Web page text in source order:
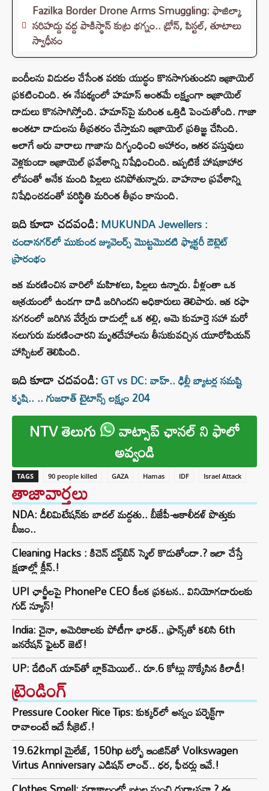
Fazilka Border Drone Arms Smuggling: ఫాజిల్కా
సరిహద్దు వద్ద పాకిస్థాన్ కుట్ర భగ్నం.. డ్రోన్, పిస్టల్, తూటాలు
స్వాధీనం
బందీలను విడుదల చేసేంత వరకు యుద్ధం కొనసాగుతుందని ఇజ్రాయెల్
ప్రకటించింది. ఈ నేపథ్యంలో హమాస్ అంతమే లక్ష్యంగా ఇజ్రాయెల్
దాడులు కొనసాగిస్తోంది. హమాస్‌పై మరింత ఒత్తిడి పెంచుతోంది. గాజా
అంతటా దాడులను తీవ్రతరం చేస్తామని ఇజ్రాయెల్ ప్రతిజ్ఞ చేసింది.
అలాగే ఆరు వారాలు గాజాను దిగ్బంధించి ఆహారం, ఇతర వస్తువులు
వెళ్లకుండా ఇజ్రాయెల్ ప్రవేశాన్ని నిషేధించింది. ఇప్పటికే హాషకాహార
లోపంతో అనేక మంది పిల్లలు చనిపోతున్నారు. వాహనాల ప్రవేశాన్ని
నిషేధించడంతో పరిస్థితి మరింత తీవ్రం కానుంది.
ఇది కూడా చదవండి:MUKUNDA Jewellers :
చందానగర్‌లో ముకుంద జ్యువెలర్స్ మొట్టమొదటి ఫ్యాక్టరీ ఔట్లెట్
ప్రారంభం
ఇక మరణించిన వారిలో మహిళలు, పిల్లలు ఉన్నారు. వీళ్లంతా ఒక
ఆశ్రయంలో ఉండగా దాడి జరిగిందని అధికారులు తెలిపారు. ఇక రఫా
నగరంలో జరిగిన వేర్వేరు దాడుల్లో ఒక తల్లి, ఆమె కుమార్తె సహా మరో
నలుగురు మరణించారని మృతదేహాలను తీసుకువచ్చిన యూరోపియన్
హాస్పిటల్ తెలిపింది.
ఇది కూడా చదవండి:GT vs DC: వాహ్.. ఢిల్లీ బ్యాటర్ల సమష్టి
కృషి.. .. గుజరాత్ టైటాన్స్ లక్ష్యం 204
NTV తెలుగు వాట్సాప్ ఛానల్ ని ఫాలో
అవ్వండి
TAGS 90 people killed GAZA Hamas IDF Israel Attack
తాజావార్తలు
NDA: డీలిమిటేషన్‌కు బాదల్ మద్దతు.. బీజేపీ-అకాలీదళ్ పొత్తుకు
బీజం..
Cleaning Hacks : కిచెన్ డస్ట్‌బిన్ స్మెల్ కొడుతోందా.? ఇలా చేస్తే
క్షణాల్లో క్లీన్.!
UPI ఛార్జీలపై PhonePe CEO కీలక ప్రకటన.. వినియోగదారులకు
గుడ్ న్యూస్!
India: చైనా, అమెరికాలకు పోటీగా భారత్.. ఫ్రాన్స్‌తో కలిసి 6th
జనరేషన్ ఫైటర్ జెట్!
UP: డేటింగ్ యాప్‌తో బ్లాక్‌మెయిల్.. రూ.6 కోట్లు నొక్కేసిన కిలాడీ!
ట్రెండింగ్‌
Pressure Cooker Rice Tips: కుక్కర్‌లో అన్నం పర్ఫెక్ట్‌గా
రావాలంటే ఇదే సీక్రెట్.!
19.62kmpl మైలేజ్, 150hp టర్బో ఇంజిన్‌తో Volkswagen
Virtus Anniversary ఎడిషన్ లాంచ్.. ధర, ఫీచర్లు ఇవే.!